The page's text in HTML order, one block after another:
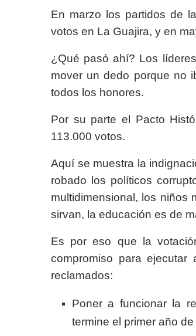
En marzo los partidos de
votos en La Guajira, y en
¿Qué pasó ahí? Los
mover un dedo porque no
todos los honores.
Por su parte el Pacto
113.000 votos.
Aquí se muestra la
robado los políticos
multidimensional, los niños
sirvan, la educación es de
Es por eso que la
compromiso para
reclamados:
Poner a funcionar la
termine el primer año